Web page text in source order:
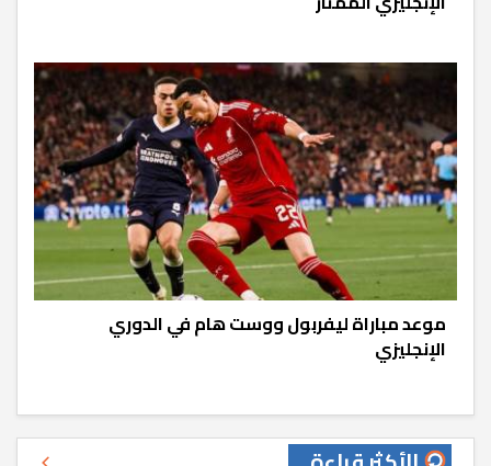
موعد مباراة ليفربول ووست هام في الدوري
الإنجليزي